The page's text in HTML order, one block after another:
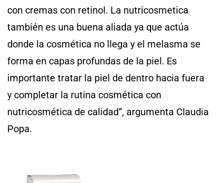
con cremas con retinol. La nutricosmetica
también es una buena aliada ya que actúa
donde la cosmética no llega y el melasma se
forma en capas profundas de la piel. Es
importante tratar la piel de dentro hacia fuera
y completar la rutina cosmética con
nutricosmética de calidad”, argumenta Claudia
Popa.